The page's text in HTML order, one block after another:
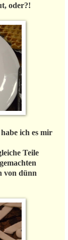
oder?!
ich es mir
Teile
von dünn